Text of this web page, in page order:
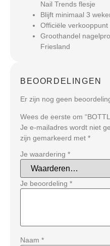
Nail Trends flesje
Blijft minimaal 3
Officiële
Groothandel
Friesland
BEOORDELINGEN
Er zijn nog geen
Wees de eerste om
Je e-mailadres wordt niet
zijn gemarkeerd met *
Je waardering *
Je beoordeling *
Naam *